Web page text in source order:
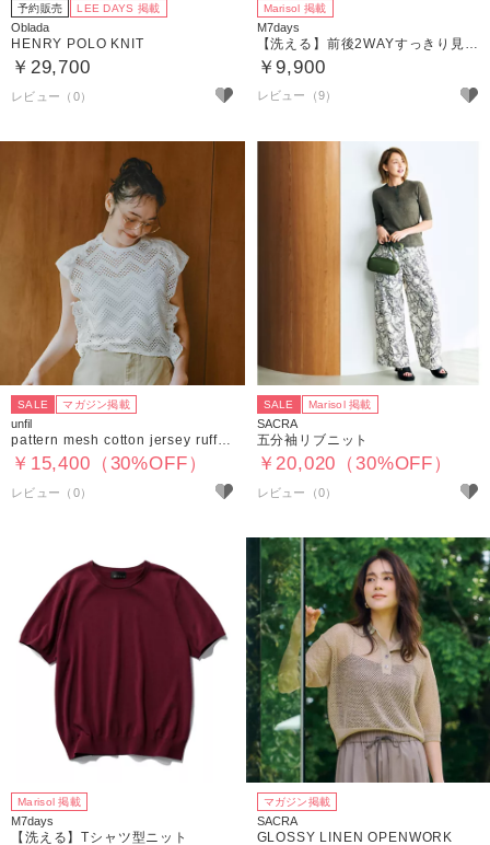
予約販売 LEE DAYS 掲載
Oblada
HENRY POLO KNIT
￥29,700
Marisol 掲載
M7days
￥9,900
レビュー（9）
SALE マガジン掲載
unfil
pattern mesh cotton jersey ruffled sleeveless top
￥15,400（30%OFF）
SALE Marisol 掲載
SACRA
五分袖リブニット
￥20,020（30%OFF）
Marisol 掲載
M7days
【洗える】Tシャツ型ニット
マガジン掲載
SACRA
GLOSSY LINEN OPENWORK